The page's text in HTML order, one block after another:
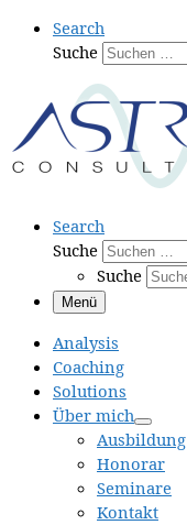
Search
Suche
Search
Suche
Suche
Menü
Analysis
Coaching
Solutions
Über mich
Ausbildung
Honorar
Seminare
Kontakt